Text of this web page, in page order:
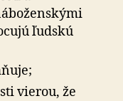
ľudskú
vierou, že